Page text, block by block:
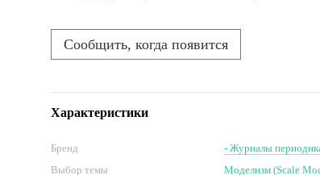
Сообщить, когда появится
Характеристики
Бренд
- Журналы
Выбор темы
Моделизм (Scale